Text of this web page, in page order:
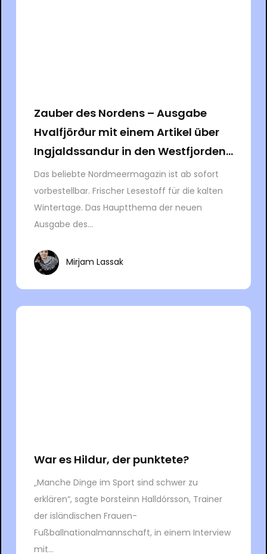
Zauber des Nordens – Ausgabe
Hvalfjörður mit einem Artikel über
Ingjaldssandur in den Westfjorden...
Das beliebte Nordmeermagazin ist ab sofort
vorbestellbar. Frischer Lesestoff für die kalten
Wintertage. Das Hauptthema der neuen
Ausgabe des...
Mirjam Lassak
War es Hildur, der punktete?
„Manche Dinge im Sport sind schwer zu
erklären“, sagte Þorsteinn Halldórsson, Trainer
der isländischen Frauen-
Fußballnationalmannschaft, in einem Interview
mit...